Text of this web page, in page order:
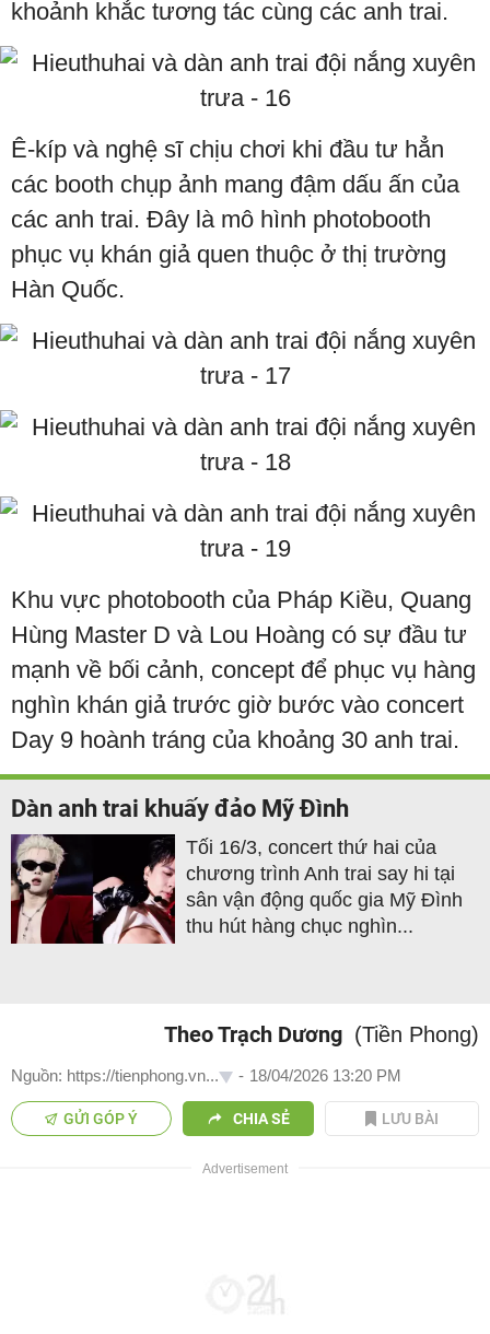
khoảnh khắc tương tác cùng các anh trai.
Ê-kíp và nghệ sĩ chịu chơi khi đầu tư hẳn
các booth chụp ảnh mang đậm dấu ấn của
các anh trai. Đây là mô hình photobooth
phục vụ khán giả quen thuộc ở thị trường
Hàn Quốc.
Khu vực photobooth của Pháp Kiều, Quang
Hùng Master D và Lou Hoàng có sự đầu tư
mạnh về bối cảnh, concept để phục vụ hàng
nghìn khán giả trước giờ bước vào concert
Day 9 hoành tráng của khoảng 30 anh trai.
Dàn anh trai khuấy đảo Mỹ Đình
Tối 16/3, concert thứ hai của
chương trình Anh trai say hi tại
sân vận động quốc gia Mỹ Đình
thu hút hàng chục nghìn...
Theo Trạch Dương (Tiền Phong)
Nguồn: https://tienphong.vn... - 18/04/2026 13:20 PM
GỬI GÓP Ý CHIA SẺ LƯU BÀI